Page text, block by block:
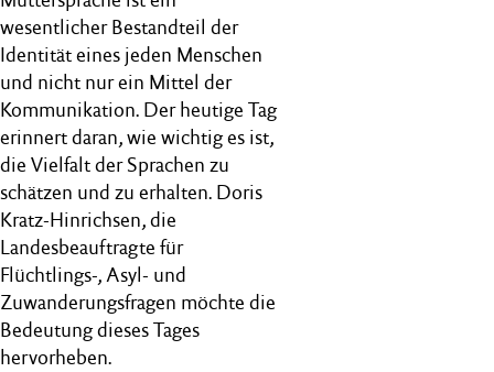
wesentlicher Bestandteil der
Identität eines jeden Menschen
und nicht nur ein Mittel der
Kommunikation. Der heutige Tag
erinnert daran, wie wichtig es ist,
die Vielfalt der Sprachen zu
schätzen und zu erhalten. Doris
Kratz-Hinrichsen, die
Landesbeauftragte für
Flüchtlings-, Asyl- und
Zuwanderungsfragen möchte die
Bedeutung dieses Tages
hervorheben.